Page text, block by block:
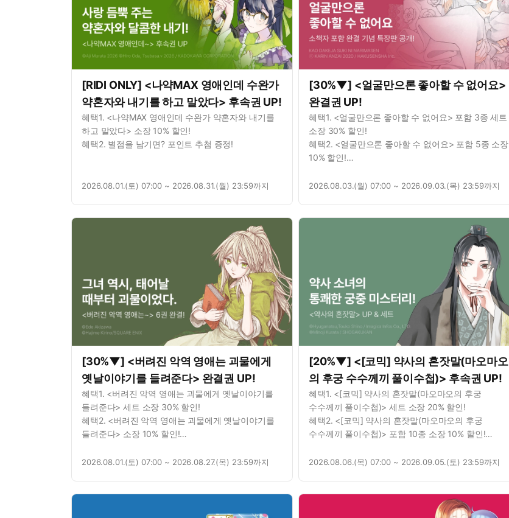
[RIDI ONLY] <나약MAX 영애인데 수완가
약혼자와 내기를 하고 말았다> 후속권 UP!
혜택1. <나약MAX 영애인데 수완가 약혼자와 내기를
하고 말았다> 소장 10% 할인!
혜택2. 별점을 남기면? 포인트 추첨 증정!
2026.08.01.(토) 07:00 ~ 2026.08.31.(월) 23:59까지
[30%▼] <얼굴만으론 좋아할 수 없어요>
완결권 UP!
혜택1. <얼굴만으론 좋아할 수 없어요> 포함 3종 세트
소장 30% 할인!
혜택2. <얼굴만으론 좋아할 수 없어요> 포함 5종 소장
10% 할인!
혜택4. <얼굴만으론 좋아할 수 없어요> 연재 포함 3종
2026.08.03.(월) 07:00 ~ 2026.09.03.(목) 23:59까지
[30%▼] <버려진 악역 영애는 괴물에게
옛날이야기를 들려준다> 완결권 UP!
혜택1. <버려진 악역 영애는 괴물에게 옛날이야기를
들려준다> 세트 소장 30% 할인!
혜택2. <버려진 악역 영애는 괴물에게 옛날이야기를
들려준다> 소장 10% 할인!
들려준다> 1권 무료!
2026.08.01.(토) 07:00 ~ 2026.08.27.(목) 23:59까지
[20%▼] <[코믹] 약사의 혼잣말(마오마오
의 후궁 수수께끼 풀이수첩)> 후속권 UP!
혜택1. <[코믹] 약사의 혼잣말(마오마오의 후궁
수수께끼 풀이수첩)> 세트 소장 20% 할인!
혜택2. <[코믹] 약사의 혼잣말(마오마오의 후궁
수수께끼 풀이수첩)> 포함 10종 소장 10% 할인!
수수께끼 풀이수첩)> 1권 무료!
2026.08.06.(목) 07:00 ~ 2026.09.05.(토) 23:59까지